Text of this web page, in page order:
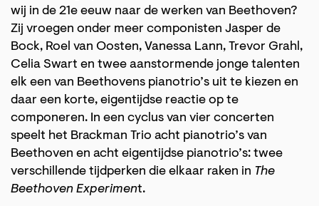
wij in de 21e eeuw naar de werken van Beethoven?
Zij vroegen onder meer componisten Jasper de
Bock, Roel van Oosten, Vanessa Lann, Trevor Grahl,
Celia Swart en twee aanstormende jonge talenten
elk een van Beethovens pianotrio’s uit te kiezen en
daar een korte, eigentijdse reactie op te
componeren. In een cyclus van vier concerten
speelt het Brackman Trio acht pianotrio’s van
Beethoven en acht eigentijdse pianotrio’s: twee
verschillende tijdperken die elkaar raken in The
Beethoven Experiment.